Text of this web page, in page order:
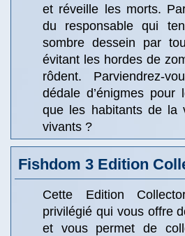
et réveille les morts.
du responsable qui
sombre dessein par
évitant les hordes de
rôdent. Parviendrez-
dédale d’énigmes
que les habitants de la
vivants ?
Fishdom 3 Edition
Cette Edition
privilégié qui vous offre
et vous permet de